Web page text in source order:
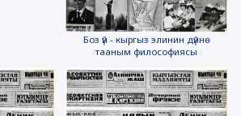
Боз үй - кыргыз элинин дүйнө
тааным философиясы